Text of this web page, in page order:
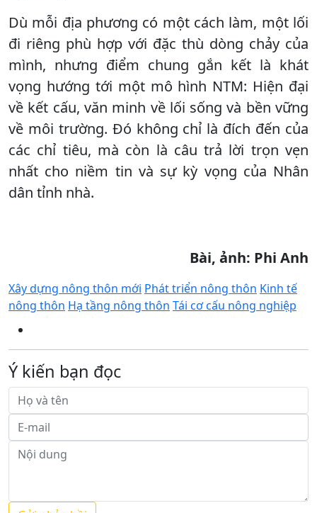
Dù mỗi địa phương có một cách làm, một lối
đi riêng phù hợp với đặc thù dòng chảy của
mình, nhưng điểm chung gắn kết là khát
vọng hướng tới một mô hình NTM: Hiện đại
về kết cấu, văn minh về lối sống và bền vững
về môi trường. Đó không chỉ là đích đến của
các chỉ tiêu, mà còn là câu trả lời trọn vẹn
nhất cho niềm tin và sự kỳ vọng của Nhân
dân tỉnh nhà.
Bài, ảnh: Phi Anh
Xây dựng nông thôn mới Phát triển nông thôn Kinh tế
nông thôn Hạ tầng nông thôn Tái cơ cấu nông nghiệp
Ý kiến bạn đọc